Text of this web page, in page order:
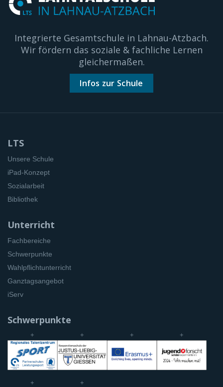
Integrierte Gesamtschule in Lahnau-Atzbach.
Wir fördern das soziale & fachliche Lernen
gleichermaßen.
Infos zur Schule
LTS
Unsere Schule
iPad-Konzept
Sozialarbeit
Bibliothek
Unterricht
Fachbereiche
Schwerpunkte
Wahlpflichtunterricht
Ganztagsangebot
iServ
Schwerpunkte
+ + + +
+ +